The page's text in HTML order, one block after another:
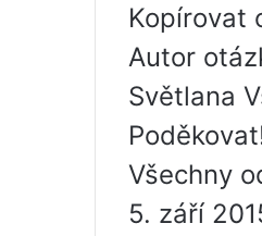
Kopírovat
Autor
Světlana
Všechny
5. září